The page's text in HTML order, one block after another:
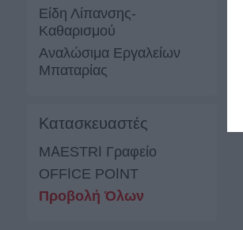
Είδη Λίπανσης-
Καθαρισμού
Αναλώσιμα Εργαλείων
Μπαταρίας
Κατασκευαστές
MAESTRI Γραφείο
OFFICE POINT
Προβολή Όλων